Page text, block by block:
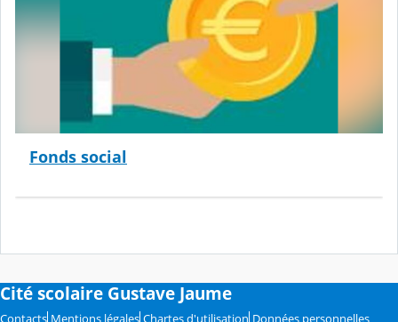
Fonds social
Cité scolaire Gustave Jaume
Contacts Mentions légales Chartes d'utilisation Données personnelles